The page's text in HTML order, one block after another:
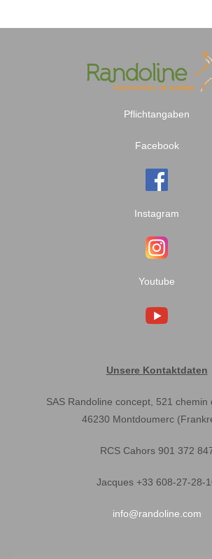
Pflichtangaben
Facebook
Instagram
Youtube
Unsere Kontaktdaten
SAS Randoline concept, 521 chemin
46230 Montdoumerc
RCS Cahors 901 372
Jacques +33 608-27-28-
info@randoline.com